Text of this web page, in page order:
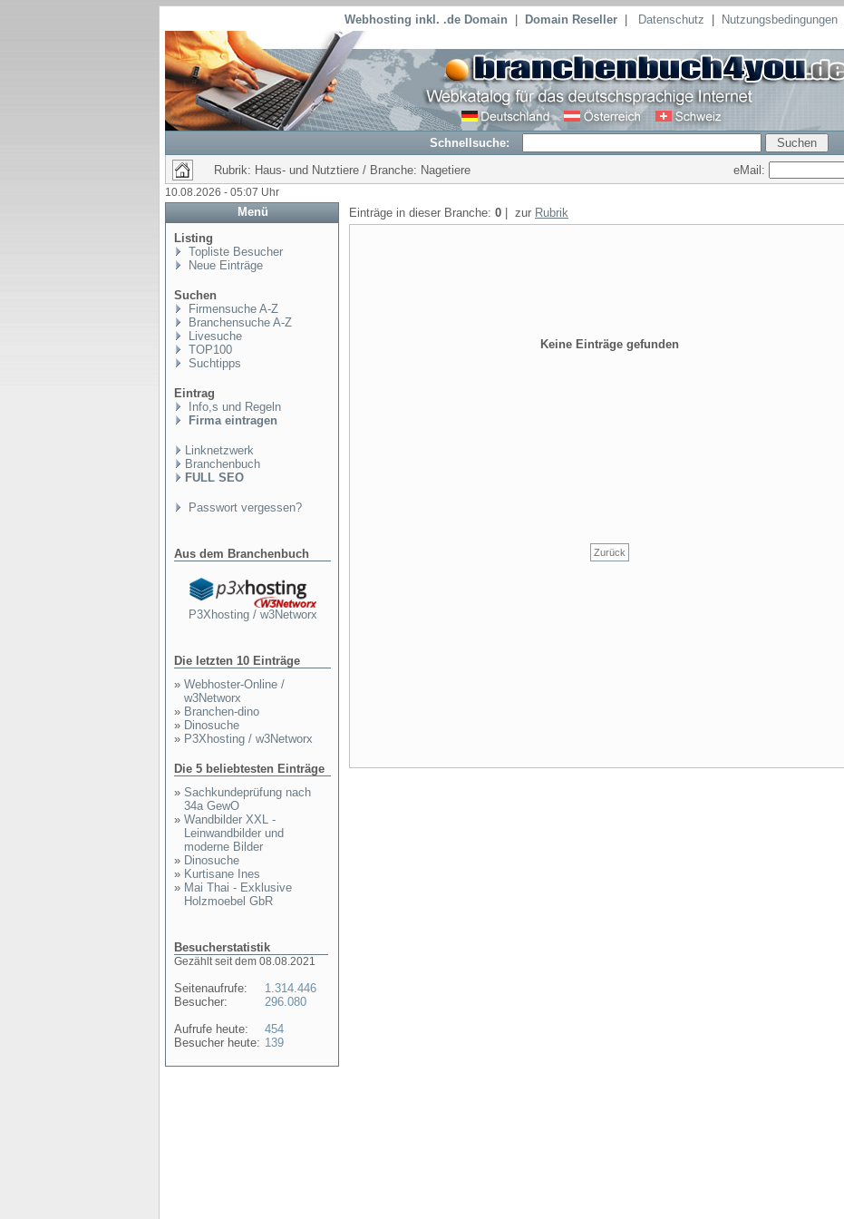
Webhosting inkl. .de Domain Domain Reseller Datenschutz Nutzungsbedingungen
Schnellsuche:
Rubrik: Haus- und Nutztiere / Branche: Nagetiere
eMail:
10.08.2026 - 05:07 Uhr
Menü
Listing
Topliste Besucher
Neue Einträge
Suchen
Firmensuche A-Z
Branchensuche A-Z
Livesuche
TOP100
Suchtipps
Eintrag
Info,s und Regeln
Firma eintragen
Linknetzwerk
Branchenbuch
FULL SEO
Passwort vergessen?
Aus dem Branchenbuch
P3Xhosting / w3Networx
Die letzten 10 Einträge
» Webhoster-Online /
w3Networx
» Branchen-dino
» Dinosuche
» P3Xhosting / w3Networx
Die 5 beliebtesten Einträge
» Sachkundeprüfung nach
34a GewO
» Wandbilder XXL -
Leinwandbilder und
moderne Bilder
» Dinosuche
» Kurtisane Ines
» Mai Thai - Exklusive
Holzmoebel GbR
Besucherstatistik
Gezählt seit dem 08.08.2021
Seitenaufrufe:
Besucher:
Aufrufe heute:
Besucher heute:
1.314.446
296.080
454
139
Einträge in dieser Branche: 0 | zur Rubrik
Keine Einträge gefunden
Zurück